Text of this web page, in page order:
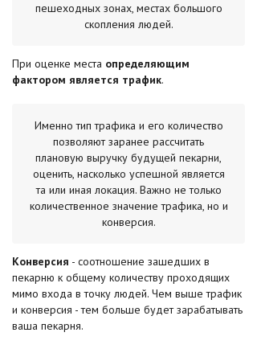
пешеходных зонах, местах большого
скопления людей.
При оценке места определяющим
фактором является трафик.
Именно тип трафика и его количество
позволяют заранее рассчитать
плановую выручку будущей пекарни,
оценить, насколько успешной является
та или иная локация. Важно не только
количественное значение трафика, но и
конверсия.
Конверсия - соотношение зашедших в
пекарню к общему количеству проходящих
мимо входа в точку людей. Чем выше трафик
и конверсия - тем больше будет зарабатывать
ваша пекарня.